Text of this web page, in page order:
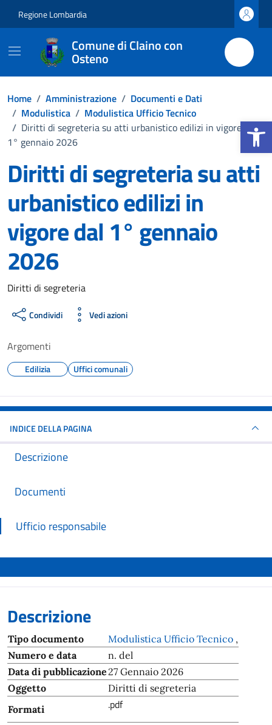
Apri la
Regione Lombardia
Comune di Claino con
Osteno
Home / Amministrazione / Documenti e Dati
/ Modulistica / Modulistica Ufficio Tecnico
/ Diritti di segreteria su atti urbanistico edilizi in vigore dal
1° gennaio 2026
Diritti di segreteria su atti
urbanistico edilizi in
vigore dal 1° gennaio
2026
Dettagli del documento
Diritti di segreteria
Condividi Vedi azioni
Argomenti
Edilizia Uffici comunali
INDICE DELLA PAGINA
Descrizione
Documenti
Ufficio responsabile
Descrizione
Tipo documento Modulistica Ufficio Tecnico ,
Numero e data
n. del
Data di pubblicazione27 Gennaio 2026
Oggetto
Diritti di segreteria
Formati
.pdf